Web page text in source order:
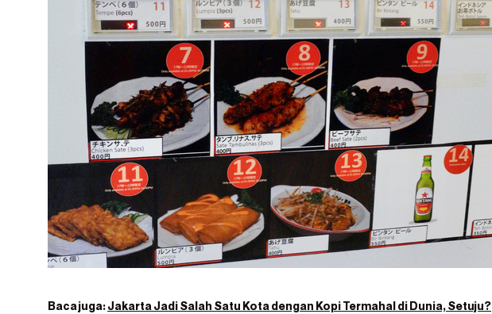
Baca juga:Jakarta Jadi Salah Satu Kota dengan Kopi Termahal di Dunia, Setuju?